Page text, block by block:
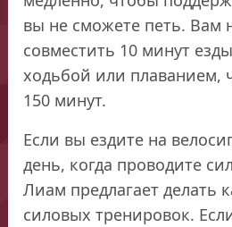
вы не сможете петь. Вам
совместить 10 минут
ходьбой или плаванием,
150 минут.
Если вы ездите на
день, когда проводите
Лиам предлагает делать
силовых тренировок.